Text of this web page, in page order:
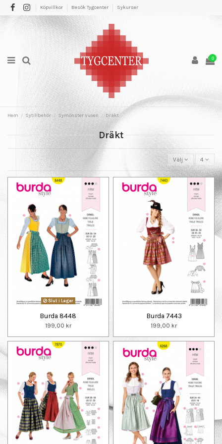
Köpvillkor Besök Tygcenter Sykurser
0
Hem Sytillbehör Symönster Vuxen Dräkt
Dräkt
Välj 4
Slut i Lager
Burda 8448
199,00 kr
Burda 7443
199,00 kr